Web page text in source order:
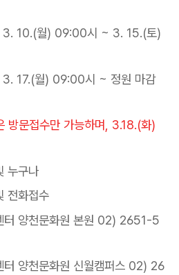
10.(월) 09:00시 ~ 3. 15.(토)
3. 17.(월) 09:00시 ~ 정원 마감
방문접수만 가능하며, 3.18.(화)
누구나
전화접수
터 양천문화원 본원 02) 2651-5
천문화원 신월캠퍼스 02) 26